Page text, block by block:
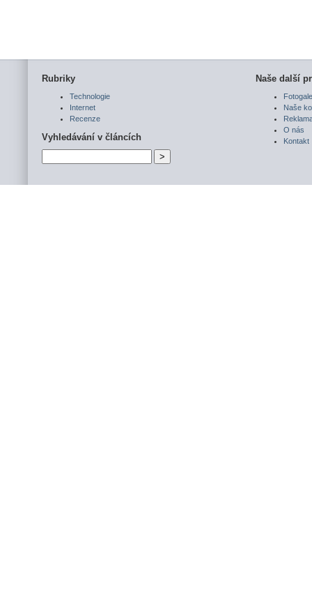
Rubriky
Technologie
Internet
Recenze
Vyhledávání v článcích
Naše další
Naše
O nás
Kontakt